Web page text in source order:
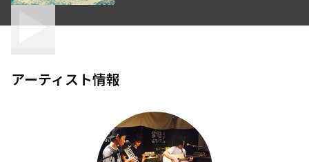
アーティスト情報